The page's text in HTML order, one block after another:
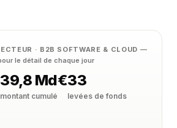
· B2B SOFTWARE & CLOUD —
le détail de chaque jour
39,8 Md€
montant cumulé
33
levées de fonds